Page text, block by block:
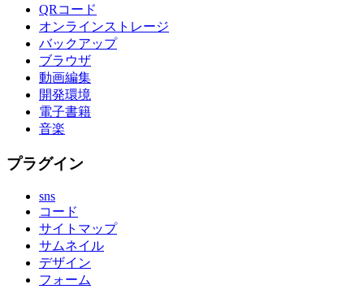
QRコード
オンラインストレージ
バックアップ
ブラウザ
動画編集
開発環境
電子書籍
音楽
プラグイン
sns
コード
サイトマップ
サムネイル
デザイン
フォーム